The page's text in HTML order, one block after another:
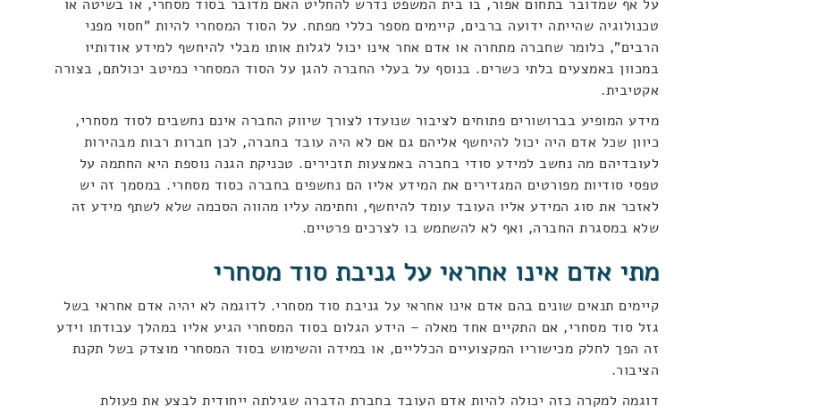
על אף שמדובר בתחום אפור, בו בית המשפט נדרש להחליט האם מדובר בסוד מסחרי, או בשיטה או
טכנולוגיה שהייתה ידועה ברבים, קיימים מספר כללי מפתח. על הסוד המסחרי להיות "חסוי מפני
הרבים", כלומר שחברה מתחרה או אדם אחר אינו יכול לגלות אותו מבלי להיחשף למידע אודותיו
במכוון באמצעים בלתי כשרים. בנוסף על בעלי החברה להגן על הסוד המסחרי כמיטב יכולתם, בצורה
אקטיבית.
מידע המופיע בברושורים פתוחים לציבור שנועדו לצורך שיווק החברה אינם נחשבים לסוד מסחרי,
כיוון שכל אדם היה יכול להיחשף אליהם גם אם לא היה עובד בחברה, לכן חברות רבות מבהירות
לעובדיהם מה נחשב למידע סודי בחברה באמצעות תזכירים. טכניקת הגנה נוספת היא החתמה על
טפסי סודיות מפורטים המגדירים את המידע אליו הם נחשפים בחברה כסוד מסחרי. במסמך זה יש
לאזכר את סוג המידע אליו העובד עומד להיחשף, וחתימה עליו מהווה הסכמה שלא לשתף מידע זה
שלא במסגרת החברה, ואף לא להשתמש בו לצרכים פרטיים.
מתי אדם אינו אחראי על גניבת סוד מסחרי
קיימים תנאים שונים בהם אדם אינו אחראי על גניבת סוד מסחרי. לדוגמה לא יהיה אדם אחראי בשל
גזל סוד מסחרי, אם התקיים אחד מאלה – הידע הגלום בסוד המסחרי הגיע אליו במהלך עבודתו וידע
זה הפך לחלק מכישוריו המקצועיים הכלליים, או במידה והשימוש בסוד המסחרי מוצדק בשל תקנת
הציבור.
דוגמה למקרה כזה יכולה להיות אדם העובד בחברת הדברה שגילתה ייחודית לבצע את פעולת